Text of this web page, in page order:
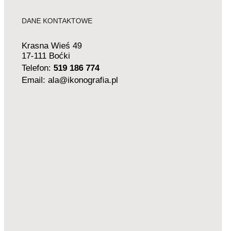
DANE KONTAKTOWE
Krasna Wieś 49
17-111 Boćki
Telefon: 519 186 774
Email: ala@ikonografia.pl